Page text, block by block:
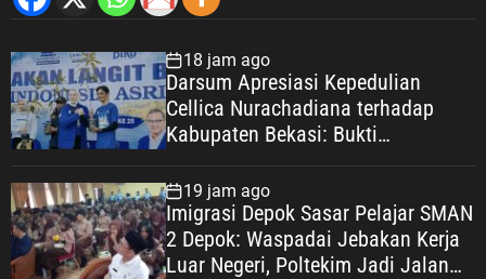
18 jam ago
Darsum Apresiasi Kepedulian
Cellica Nurachadiana terhadap
Kabupaten Bekasi: Bukti
Masyarakat
19 jam ago
Imigrasi Depok Sasar Pelajar SMAN
2 Depok: Waspadai Jebakan Kerja
Luar Negeri, Poltekim Jadi Jalan